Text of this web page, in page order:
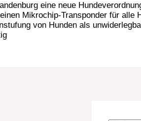
eine neue
Mikrochip-Transponder für alle
von Hunden als